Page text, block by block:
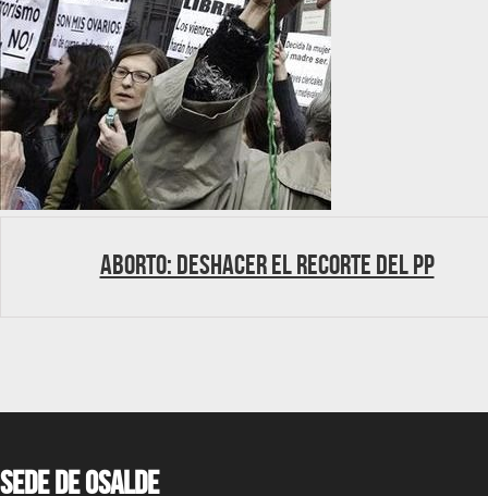
Aborto: Deshacer el recorte del PP
Sede de OSALDE